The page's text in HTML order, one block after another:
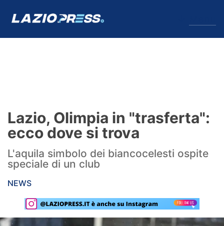
Formello
Infortuni
Primavera
Lazio Women
Lazio, Olimpia in "trasferta":
ecco dove si trova
L'aquila simbolo dei biancocelesti ospite
speciale di un club
NEWS